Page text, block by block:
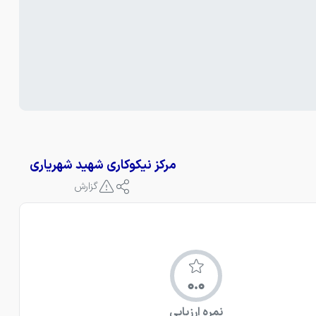
مرکز نیکوکاری شهید شهریاری
گزارش
0.0
نمره ارزیابی